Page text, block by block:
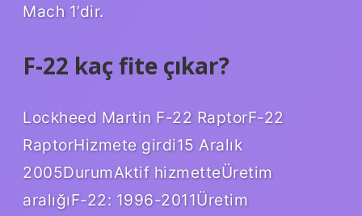
Mach 1’dir.
F-22 kaç fite çıkar?
Lockheed Martin F-22 RaptorF-22
RaptorHizmete girdi15 Aralık
2005DurumAktif hizmetteÜretim
aralığıF-22: 1996-2011Üretim